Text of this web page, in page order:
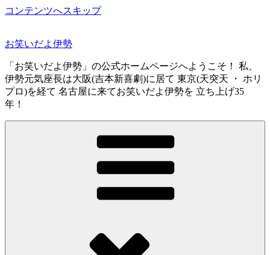
コンテンツへスキップ
お笑いだよ伊勢
「お笑いだよ伊勢」の公式ホームページへようこそ！ 私、
伊勢元気座長は大阪(吉本新喜劇)に居て 東京(天突天 ・ ホリ
プロ)を経て 名古屋に来てお笑いだよ伊勢を 立ち上げ35
年！